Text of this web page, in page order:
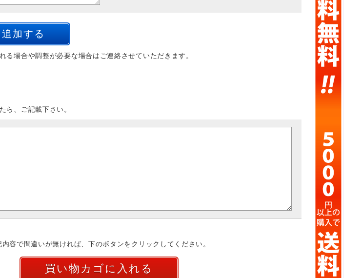
る場合や調整が必要な場合はご連絡させていただきます。
ら、ご記載下さい。
内容で間違いが無ければ、下のボタンをクリックしてください。